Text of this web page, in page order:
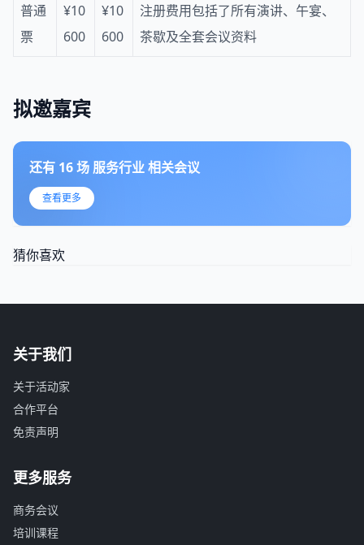
普通
票
¥10
600
¥10
600
注册费用包括了所有演讲、午宴、
茶歇及全套会议资料
拟邀嘉宾
还有 16场 服务行业相关会议
查看更多
猜你喜欢
关于我们
关于活动家
合作平台
免责声明
更多服务
商务会议
培训课程